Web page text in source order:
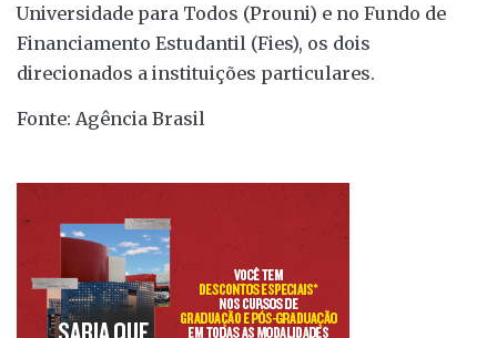
Universidade para Todos (Prouni) e no Fundo de
Financiamento Estudantil (Fies), os dois
direcionados a instituições particulares.
Fonte: Agência Brasil